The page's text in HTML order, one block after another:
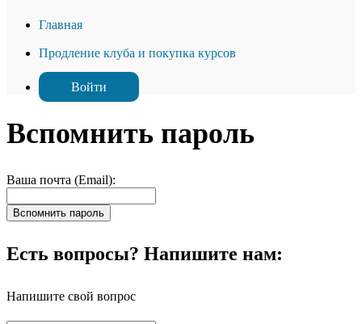
Главная
Продление клуба и покупка курсов
Войти
Вспомнить пароль
Ваша почта (Email):
Есть вопросы? Напишите нам:
Напишите свой вопрос